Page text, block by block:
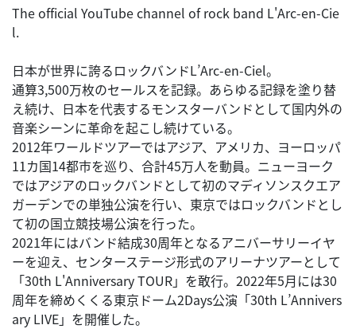
The official YouTube channel of rock band L'Arc-en-Cie
l.
日本が世界に誇るロックバンドL’Arc-en-Ciel。
通算3,500万枚のセールスを記録。あらゆる記録を塗り替
え続け、日本を代表するモンスターバンドとして国内外の
音楽シーンに革命を起こし続けている。
2012年ワールドツアーではアジア、アメリカ、ヨーロッパ
11カ国14都市を巡り、合計45万人を動員。ニューヨーク
ではアジアのロックバンドとして初のマディソンスクエア
ガーデンでの単独公演を行い、東京ではロックバンドとし
て初の国立競技場公演を行った。
2021年にはバンド結成30周年となるアニバーサリーイヤ
ーを迎え、センターステージ形式のアリーナツアーとして
「30th L'Anniversary TOUR」を敢行。2022年5月には30
周年を締めくくる東京ドーム2Days公演「30th L’Annivers
ary LIVE」を開催した。